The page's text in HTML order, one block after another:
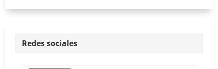
Redes sociales